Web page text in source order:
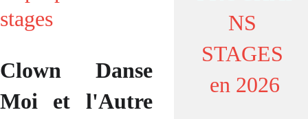
stages
Clown Danse
Moi et l'Autre
NS
STAGES
en 2026